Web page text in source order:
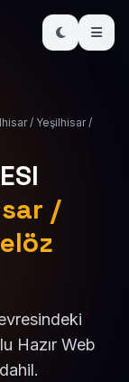
/ Yeşilhisar /
/
Hazır Web